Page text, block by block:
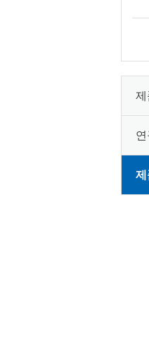
제
연
제